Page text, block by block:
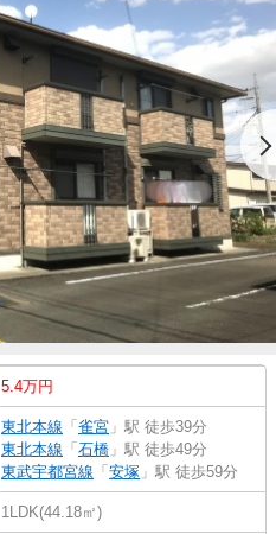
5.4万円
東北本線 「 雀宮 」駅 徒歩39分
東北本線 「 石橋 」駅 徒歩49分
東武宇都宮線 「 安塚 」駅 徒歩59分
1LDK(44.18㎡)